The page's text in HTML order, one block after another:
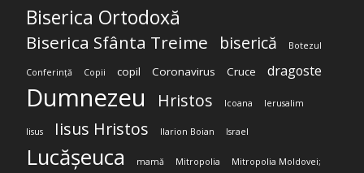
Biserica Ortodoxă
Biserica Sfânta Treime biserică Botezul
Conferință Copii copil Coronavirus Cruce dragoste
Dumnezeu Hristos Icoana Ierusalim
Iisus Iisus Hristos Ilarion Boian Israel
Lucășeuca mamă Mitropolia Mitropolia Moldovei;